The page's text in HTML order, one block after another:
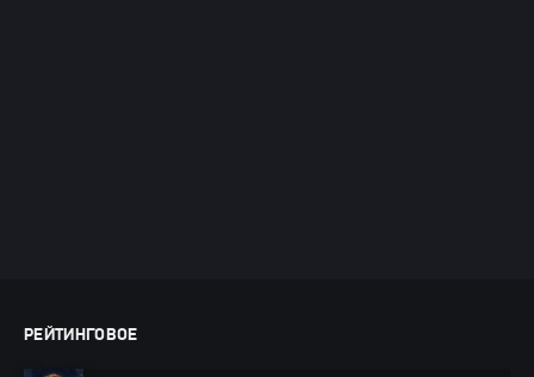
РЕЙТИНГОВОЕ